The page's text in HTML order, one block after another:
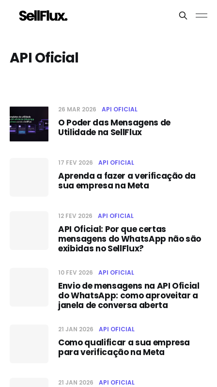
API Oficial
26 MAR 2026 API OFICIAL
O Poder das Mensagens de
Utilidade na SellFlux
17 FEV 2026 API OFICIAL
Aprenda a fazer a verificação da
sua empresa na Meta
12 FEV 2026 API OFICIAL
API Oficial: Por que certas
mensagens do WhatsApp não são
exibidas no SellFlux?
10 FEV 2026 API OFICIAL
Envio de mensagens na API Oficial
do WhatsApp: como aproveitar a
janela de conversa aberta
21 JAN 2026 API OFICIAL
Como qualificar a sua empresa
para verificação na Meta
21 JAN 2026 API OFICIAL